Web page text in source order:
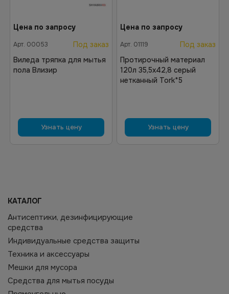
Цена по запросу
Арт. 00053
Под заказ
Виледа тряпка для мытья
пола Влизир
Узнать цену
Цена по запросу
Арт. 01119
Под заказ
Протирочный материал
120л 35,5x42,8 серый
нетканный Tork*5
Узнать цену
КАТАЛОГ
Антисептики, дезинфицирующие
средства
Индивидуальные средства защиты
Техника и аксессуары
Мешки для мусора
Средства для мытья посуды